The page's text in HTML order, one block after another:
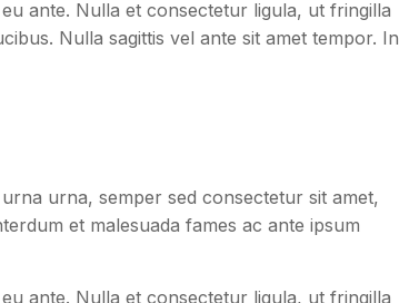
ante. Nulla et consectetur ligula, ut fringilla
Nulla sagittis vel ante sit amet tempor. In
urna, semper sed consectetur sit amet,
et malesuada fames ac ante ipsum
ante. Nulla et consectetur ligula, ut fringilla